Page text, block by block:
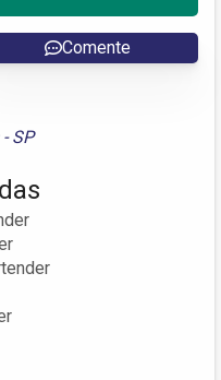
Comente
SP